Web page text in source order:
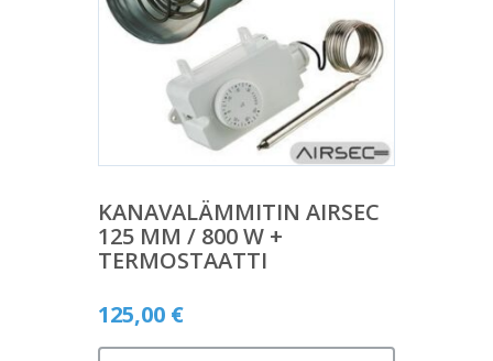
KANAVALÄMMITIN AIRSEC
125 MM / 800 W +
TERMOSTAATTI
125,00 €